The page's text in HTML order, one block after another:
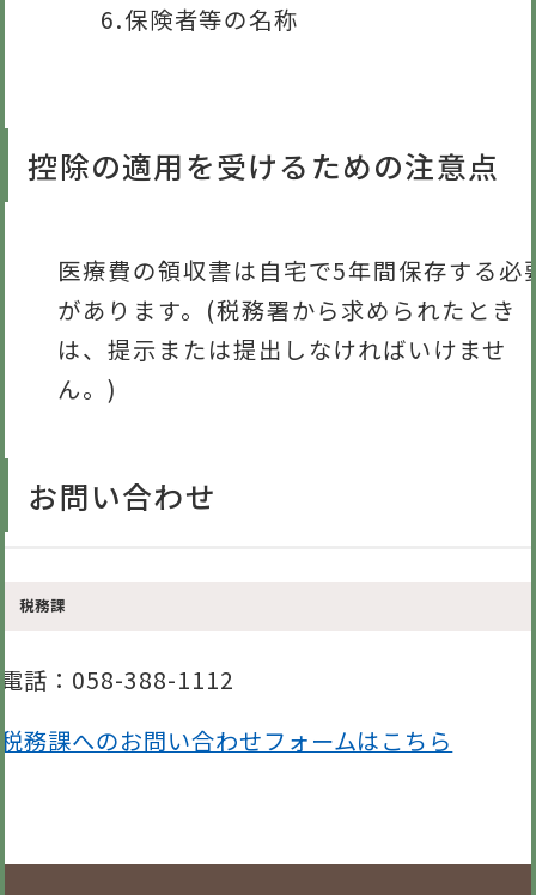
6.保険者等の名称
控除の適用を受けるための注意点
医療費の領収書は自宅で5年間保存する必
があります。(税務署から求められたとき
は、提示または提出しなければいけませ
ん。)
お問い合わせ
税務課
電話 ：058-388-1112
税務課へのお問い合わせフォームはこちら